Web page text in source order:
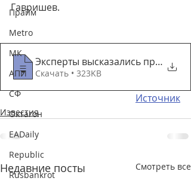
Прайм
Metro
МК
АПИ
СФ
Октагон
EADaily
Republic
Rusbankrot
Гавришев.
Эксперты высказались против
Скачать • 323KB
Источник
Известия
Недавние посты Смотреть все